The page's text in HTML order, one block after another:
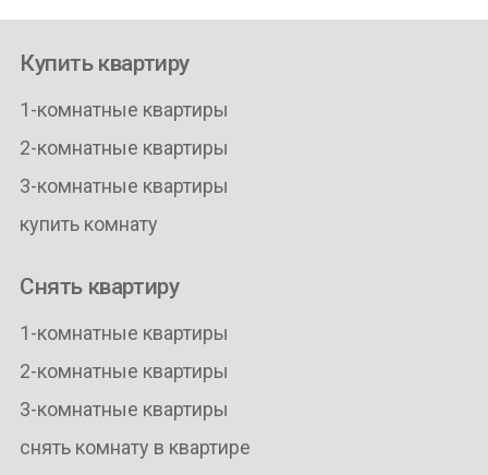
Купить квартиру
1-комнатные квартиры
2-комнатные квартиры
3-комнатные квартиры
купить комнату
Снять квартиру
1-комнатные квартиры
2-комнатные квартиры
3-комнатные квартиры
снять комнату в квартире